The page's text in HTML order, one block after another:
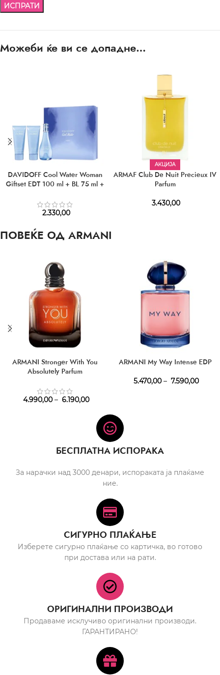
Можеби ќе ви се допадне…
DAVIDOFF Cool Water Woman
Giftset EDT 100 ml + BL 75 ml +
2.330,00
АКЦИЈА
ARMAF Club De Nuit Precieux IV
Parfum
3.430,00
ПОВЕЌЕ ОД ARMANI
ARMANI Stronger With You
Absolutely Parfum
4.990,00 – 6.190,00
ARMANI My Way Intense EDP
5.470,00 – 7.590,00
БЕСПЛАТНА ИСПОРАКА
За нарачки над 3000 денари, испораката ја плаќаме
ние.
СИГУРНО ПЛАЌАЊЕ
Изберете сигурно плаќање со картичка, во готово
при достава или на рати.
ОРИГИНАЛНИ ПРОИЗВОДИ
Продаваме исклучиво оригинални производи.
ГАРАНТИРАНО!